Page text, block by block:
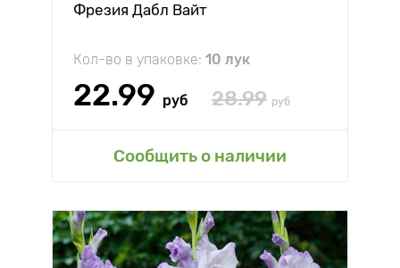
Фрезия Дабл Вайт
Кол-во в упаковке: 10 лук
22.99 руб 28.99 руб
Сообщить о наличии